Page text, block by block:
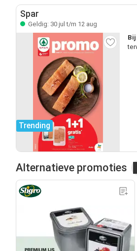
Spar
Geldig: 30 jul t/m 12 aug
Trending
Alternatieve promoties